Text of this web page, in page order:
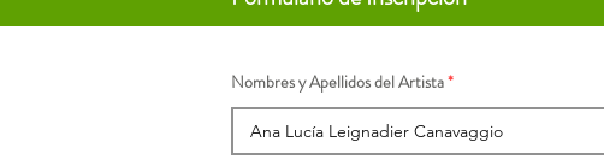
Nombres y Apellidos del Artista